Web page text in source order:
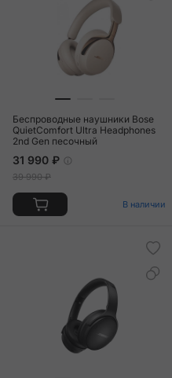
Беспроводные наушники Bose
QuietComfort Ultra Headphones
2nd Gen песочный
31 990 ₽
39 990 ₽
В наличии